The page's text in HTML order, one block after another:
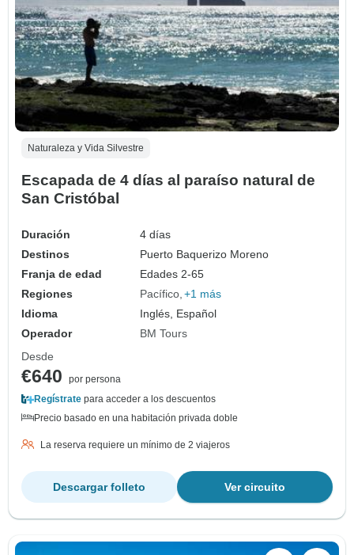
Naturaleza y Vida Silvestre
Escapada de 4 días al paraíso natural de
San Cristóbal
Duración
4 días
Destinos
Puerto Baquerizo Moreno
Franja de edad
Edades 2-65
Regiones
Pacífico +1 más
Idioma
Inglés, Español
Operador
BM Tours
Desde
€640
por persona
Regístrate para acceder a los descuentos
Precio basado en una habitación privada doble
La reserva requiere un mínimo de 2 viajeros
Ver circuito
Descargar folleto